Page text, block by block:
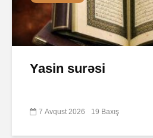
Yasin surəsi
7 Avqust 2026 19 Baxış